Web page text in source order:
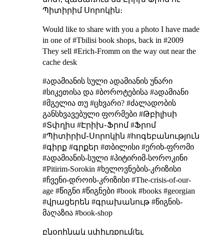
Պիտիրիմ Սորոկին։
Would like to share with you a photo I have made
in one of #Tbilisi book shops, back in #2009
They sell #Erich-Fromm on the way out near the
cache desk
#ადამიანის სულიადამიანის უნარი
#სიკეთისა და#ბოროტებისა#ადამიანი
#მგელია თუ #ცხვარი?#ძალადობის
განსხვავებულიფორმები #Թբիլիսի
#Տփղիս #Էրիխ֊Ֆրոմ #Ֆրոմ
#Պիտիրիմ֊Սորոկին #հոգեբանություն
#գիրք #գրքեր #თბილისი #ერიხ-ფრომი
#ადამიანის-სული #პიტირიმ-სოროკინი
#Pitirim-Sorokin #ხელოვნების-კრიზისი
#ჩვენი-დროის-კრიზისი #The-crisis-of-our-
age #წიგნი #წიგნები #book #books #georgian
#վրացերեն #գրախանութ #წიგნის-
მაღაზია #book-shop
բնօրինակ սփիւռքում(եւ